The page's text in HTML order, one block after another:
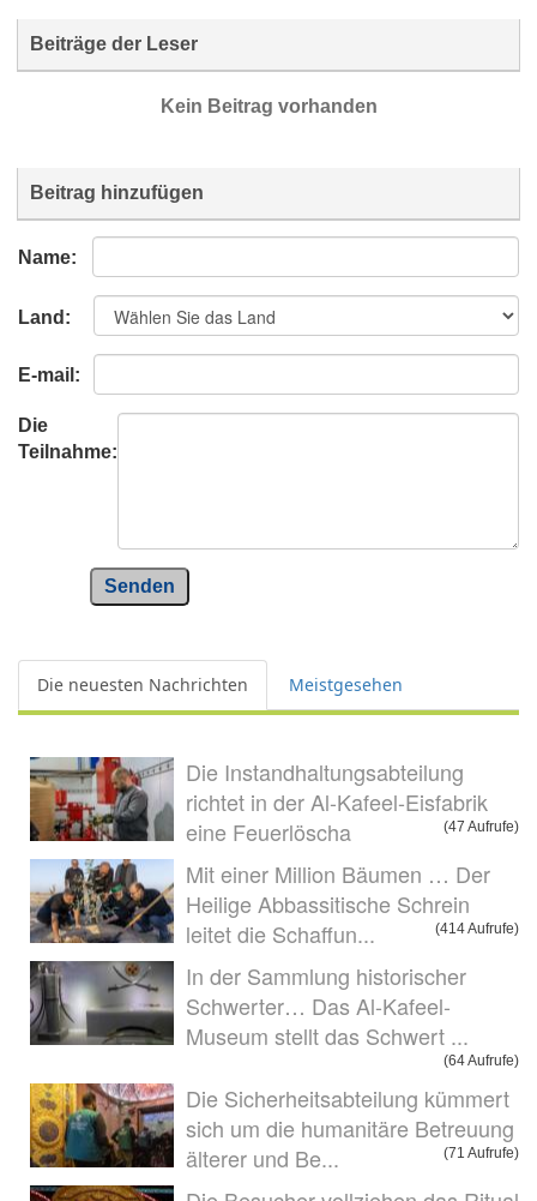
Beiträge der Leser
Kein Beitrag vorhanden
Beitrag hinzufügen
Name:
Land:
E-mail:
Die
Teilnahme:
Senden
Die neuesten Nachrichten Meistgesehen
Die Instandhaltungsabteilung
richtet in der Al-Kafeel-Eisfabrik
eine Feuerlöscha
(47 Aufrufe)
Mit einer Million Bäumen … Der
Heilige Abbassitische Schrein
leitet die Schaffun...
(414 Aufrufe)
In der Sammlung historischer
Schwerter… Das Al-Kafeel-
Museum stellt das Schwert ...
(64 Aufrufe)
Die Sicherheitsabteilung kümmert
sich um die humanitäre Betreuung
älterer und Be...
(71 Aufrufe)